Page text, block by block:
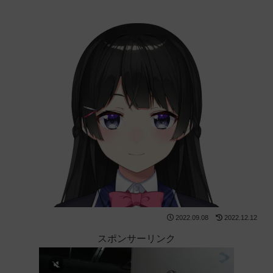
2022.09.08 2022.12.12
スポンサーリンク